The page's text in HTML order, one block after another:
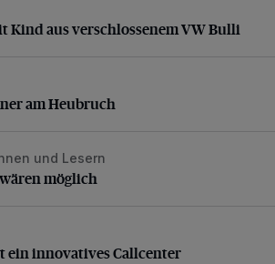
aus verschlossenem VW Bulli
Kind aus verschlossenem VW Bulli
am Heubruch
am Heubruch
möglich
und Lesern
möglich
ein innovatives Callcenter
ein innovatives Callcenter